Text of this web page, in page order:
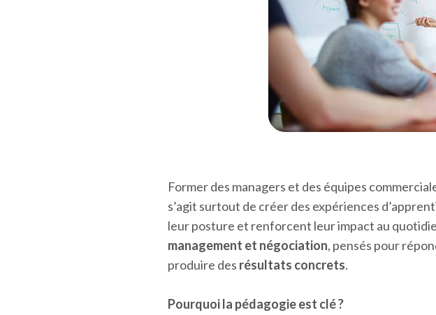
Former des managers et des équipes
s’agit surtout de créer des expériences
leur posture et renforcent leur impact au
management et négociation, pensés pour
produire des résultats concrets.
Pourquoi la pédagogie est clé ?